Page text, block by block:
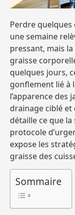
Perdre
une semaine
pressant, mais
graisse
quelques jours,
gonflement lié à
l’apparence des
drainage ciblé et
détaille ce que
protocole
expose les
graisse des
Sommaire